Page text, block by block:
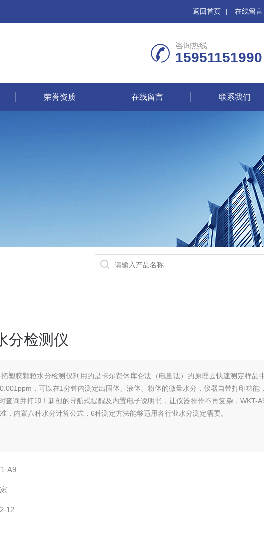
返回首页 | 在线留言
咨询热线
15951151990
荣誉资质 在线留言 联系我们
分检测仪
塑胶颗粒水分检测仪​利用的是卡尔费休库仑法（电量法）的原理去快速测定样品
，可以在1分钟内测定出固体、液体、粉体的微量水分，仪器自带打印功能
查询并打印！新创的导航式提醒及内置电子说明书，让仪器操作不再复杂，WKT-
，内置八种水分计算公式，6种测定方法能够适用各行业水分测定需要。
A9
12